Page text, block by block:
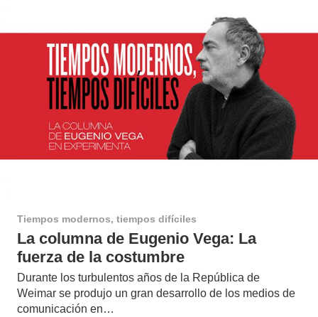
Tiempos modernos, tiempos difíciles
La columna de Eugenio Vega: La
fuerza de la costumbre
Durante los turbulentos años de la República de
Weimar se produjo un gran desarrollo de los medios de
comunicación en…